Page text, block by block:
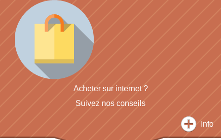
Acheter sur internet ?
Suivez nos conseils
Info